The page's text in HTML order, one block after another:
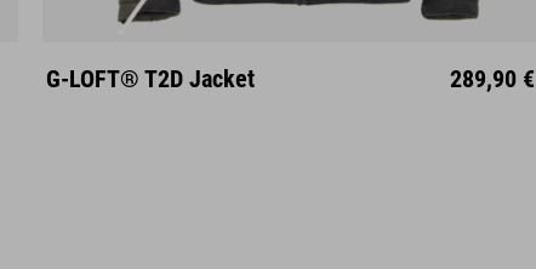
S M
G-LOFT® T2D Jacket 289,90 €